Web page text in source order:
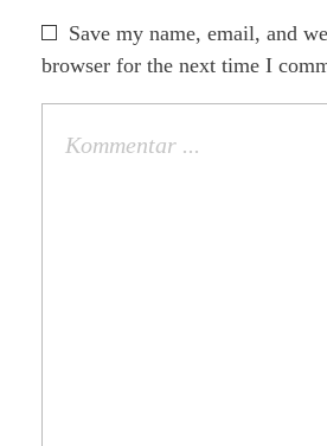
Save my name, email, and
browser for the next time I